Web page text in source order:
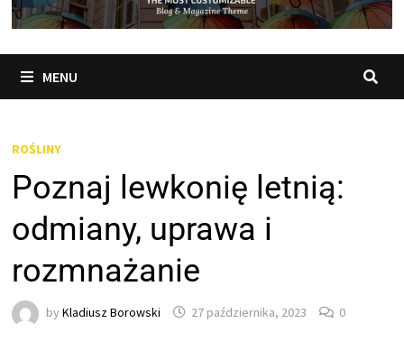
MENU
ROŚLINY
Poznaj lewkonię letnią:
odmiany, uprawa i
rozmnażanie
byKladiusz Borowski 27 października, 2023 0